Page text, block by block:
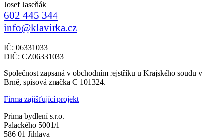
Josef Jaseňák
602 445 344
info@klavirka.cz
IČ: 06331033
DIČ: CZ06331033
Společnost zapsaná v obchodním rejstříku u Krajského soudu v
Brně, spisová značka C 101324.
Firma zajišťující projekt
Prima bydlení s.r.o.
Palackého 5001/1
586 01 Jihlava